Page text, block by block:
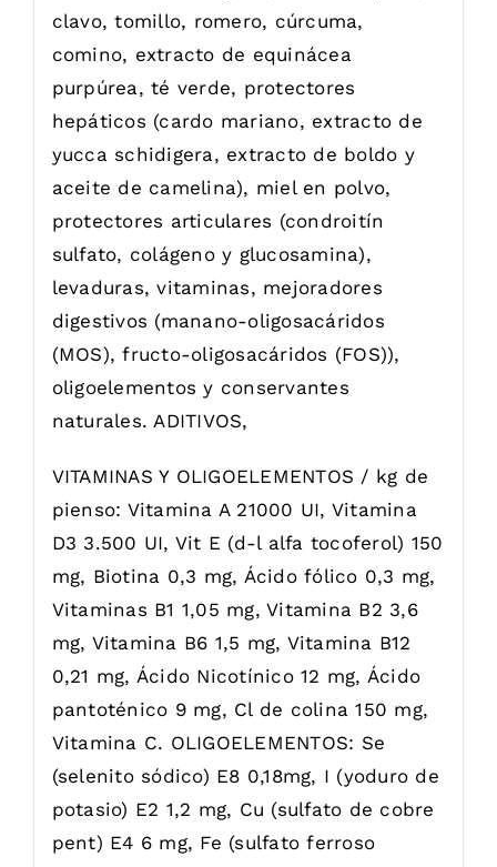
clavo, tomillo, romero, cúrcuma,
comino, extracto de equinácea
purpúrea, té verde, protectores
hepáticos (cardo mariano, extracto de
yucca schidigera, extracto de boldo y
aceite de camelina), miel en polvo,
protectores articulares (condroitín
sulfato, colágeno y glucosamina),
levaduras, vitaminas, mejoradores
digestivos (manano-oligosacáridos
(MOS), fructo-oligosacáridos (FOS)),
oligoelementos y conservantes
naturales. ADITIVOS,
VITAMINAS Y OLIGOELEMENTOS / kg de
pienso: Vitamina A 21000 UI, Vitamina
D3 3.500 UI, Vit E (d-l alfa tocoferol) 150
mg, Biotina 0,3 mg, Ácido fólico 0,3 mg,
Vitaminas B1 1,05 mg, Vitamina B2 3,6
mg, Vitamina B6 1,5 mg, Vitamina B12
0,21 mg, Ácido Nicotínico 12 mg, Ácido
pantoténico 9 mg, Cl de colina 150 mg,
Vitamina C. OLIGOELEMENTOS: Se
(selenito sódico) E8 0,18mg, I (yoduro de
potasio) E2 1,2 mg, Cu (sulfato de cobre
pent) E4 6 mg, Fe (sulfato ferroso